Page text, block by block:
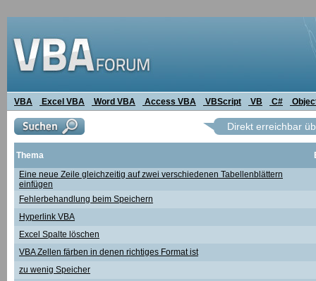
VBA Excel VBA Word VBA Access VBA VBScript VB C#
Direkt erreichbar
Thema
Eine neue Zeile gleichzeitig auf zwei verschiedenen Tabellenblättern
einfügen
Fehlerbehandlung beim Speichern
Hyperlink VBA
Excel Spalte löschen
VBA Zellen färben in denen richtiges Format ist
zu wenig Speicher